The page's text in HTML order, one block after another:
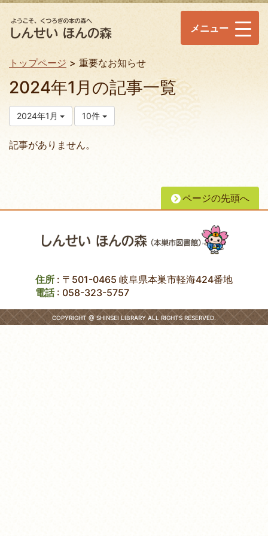
メニュー
トップページ 重要なお知らせ
2024年1月の記事一覧
2024年1月 10件
記事がありません。
ページの先頭へ
住所 : 〒501-0465 岐阜県本巣市軽海424番地
電話: 058-323-5757
COPYRIGHT @ SHINSEI LIBRARY ALL RIGHTS RESERVED.